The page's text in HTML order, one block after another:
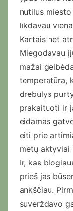
nutilus
likdavau
Kartais net
Miegodavau
mažai
temperatūra,
drebulys
prakaituoti ir
eidamas
eiti prie
metų aktyviai
Ir, kas
prieš jas
ankščiau.
suverždavo